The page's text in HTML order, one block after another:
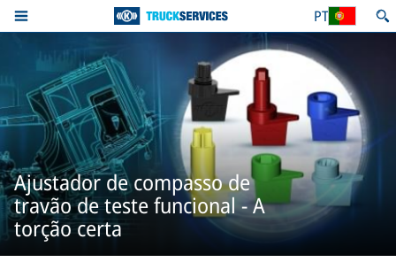
PT
Ajustador de compasso de
travão de teste funcional - A
torção certa